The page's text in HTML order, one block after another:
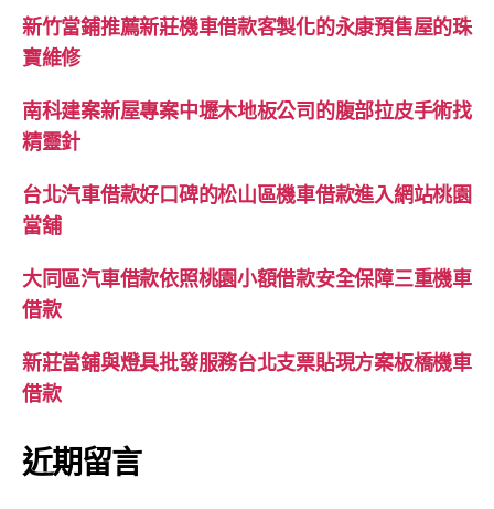
新竹當鋪推薦新莊機車借款客製化的永康預售屋的珠
寶維修
南科建案新屋專案中壢木地板公司的腹部拉皮手術找
精靈針
台北汽車借款好口碑的松山區機車借款進入網站桃園
當舖
大同區汽車借款依照桃園小額借款安全保障三重機車
借款
新莊當鋪與燈具批發服務台北支票貼現方案板橋機車
借款
近期留言